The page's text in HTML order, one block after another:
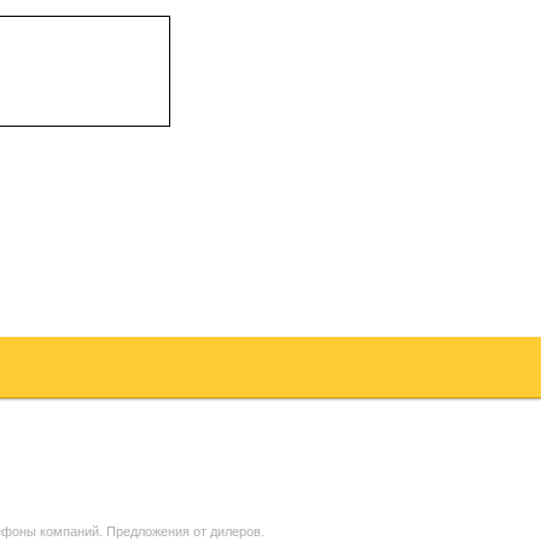
компаний. Предложения от дилеров.